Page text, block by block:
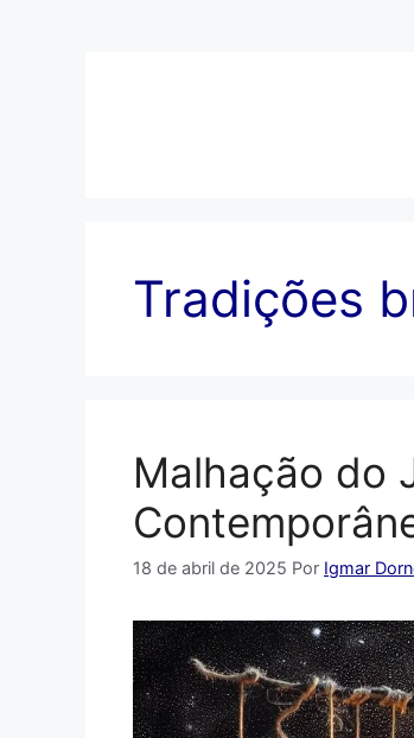
Tradições
Malhação do
18 de abril de 2025 Por Igmar